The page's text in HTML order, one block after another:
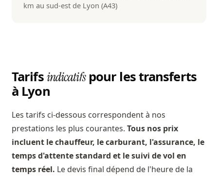
km au sud-est de Lyon (A43)
Tarifsindicatifspour les transferts
à Lyon
Les tarifs ci-dessous correspondent à nos
prestations les plus courantes. Tous nos prix
incluent le chauffeur, le carburant, l'assurance, le
temps d'attente standard et le suivi de vol en
temps réel. Le devis final dépend de l'heure de la